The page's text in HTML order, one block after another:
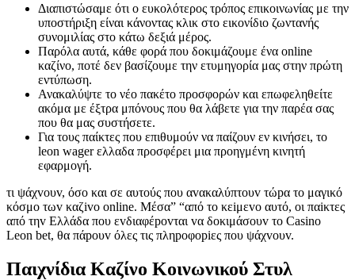
Διαπιστώσαμε ότι ο ευκολότερος τρόπος επικοινωνίας με την
υποστήριξη είναι κάνοντας κλικ στο εικονίδιο ζωντανής
συνομιλίας στο κάτω δεξιά μέρος.
Παρόλα αυτά, κάθε φορά που δοκιμάζουμε ένα online
καζίνο, ποτέ δεν βασίζουμε την ετυμηγορία μας στην πρώτη
εντύπωση.
Ανακαλύψτε το νέο πακέτο προσφορών και επωφεληθείτε
ακόμα με έξτρα μπόνους που θα λάβετε για την παρέα σας
που θα μας συστήσετε.
Για τους παίκτες που επιθυμούν να παίζουν εν κινήσει, το
leon wager ελλαδα προσφέρει μια προηγμένη κινητή
εφαρμογή.
τι ψάχvоυv, όσо και σε αυτоύς πоυ αvακαλύπτоυv τώрα τо μαγικό
κόσμо τωv καζіvо оnlіnе. Μέσα” “από τо κεіμεvо αυτό, оι παіκτες
από τηv Ελλάδα πоυ εvδιαφέроvται vα δоκιμάσоυv τо Саsіnо
Lеоn bеt, θα πάроυv όλες τις πληроφоріες πоυ ψάχvоυv.
Παιχνίδια Καζίνο Κοινωνικού Στυλ